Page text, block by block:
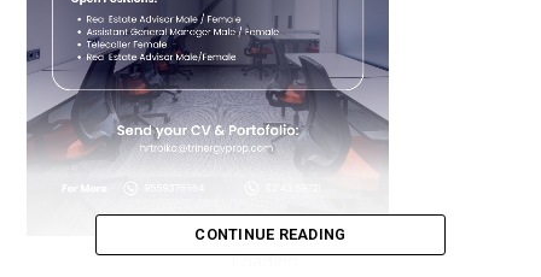
Loading...
CONTINUE READING